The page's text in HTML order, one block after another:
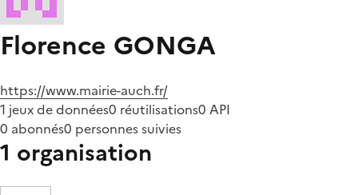
Florence GONGA
https://www.mairie-auch.fr/
1 jeux de données0 réutilisations0 API
0 abonnés0 personnes suivies
1 organisation